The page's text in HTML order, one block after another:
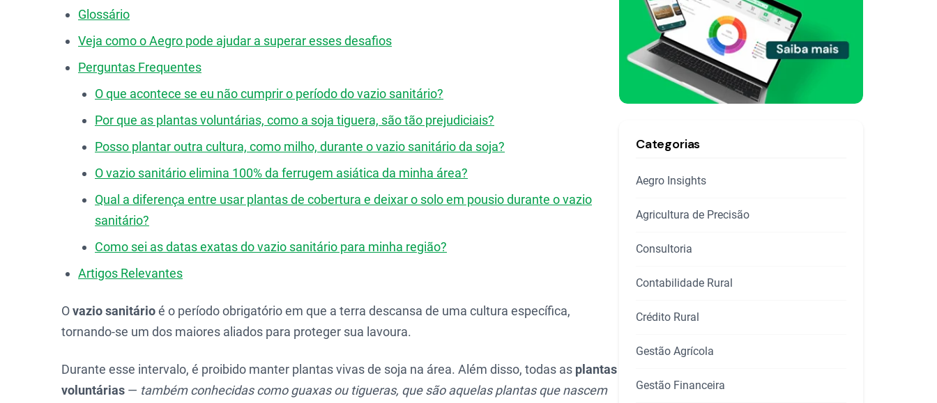
Glossário
Veja como o Aegro pode ajudar a superar esses desafios
Perguntas Frequentes
O que acontece se eu não cumprir o período do vazio sanitário?
Por que as plantas voluntárias, como a soja tiguera, são tão prejudiciais?
Posso plantar outra cultura, como milho, durante o vazio sanitário da soja?
O vazio sanitário elimina 100% da ferrugem asiática da minha área?
Qual a diferença entre usar plantas de cobertura e deixar o solo em pousio durante o vazio
sanitário?
Como sei as datas exatas do vazio sanitário para minha região?
Artigos Relevantes
Ovazio sanitárioé o período obrigatório em que a terra descansa de uma cultura específica,
tornando-se um dos maiores aliados para proteger sua lavoura.
Durante esse intervalo, é proibido manter plantas vivas de soja na área. Além disso, todas as plantas
voluntárias — também conhecidas como guaxas ou tigueras, que são aquelas plantas que nascem
Categorias
Aegro Insights
Agricultura de Precisão
Consultoria
Contabilidade Rural
Crédito Rural
Gestão Agrícola
Gestão Financeira